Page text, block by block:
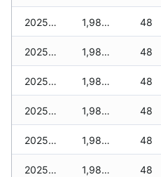
2025-12-24 1,980 zł 48
2025-12-23 1,980 zł 48
2025-12-22 1,980 zł 48
2025-12-21 1,980 zł 48
2025-12-20 1,980 zł 48
2025-12-19 1,980 zł 48